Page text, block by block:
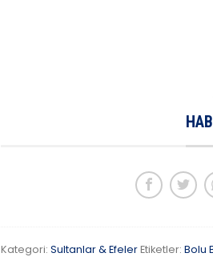
Kategori: Sultanlar & EfelerEtiketler: Bolu